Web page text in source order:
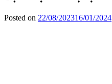
Posted on 22/08/202316/01/2024